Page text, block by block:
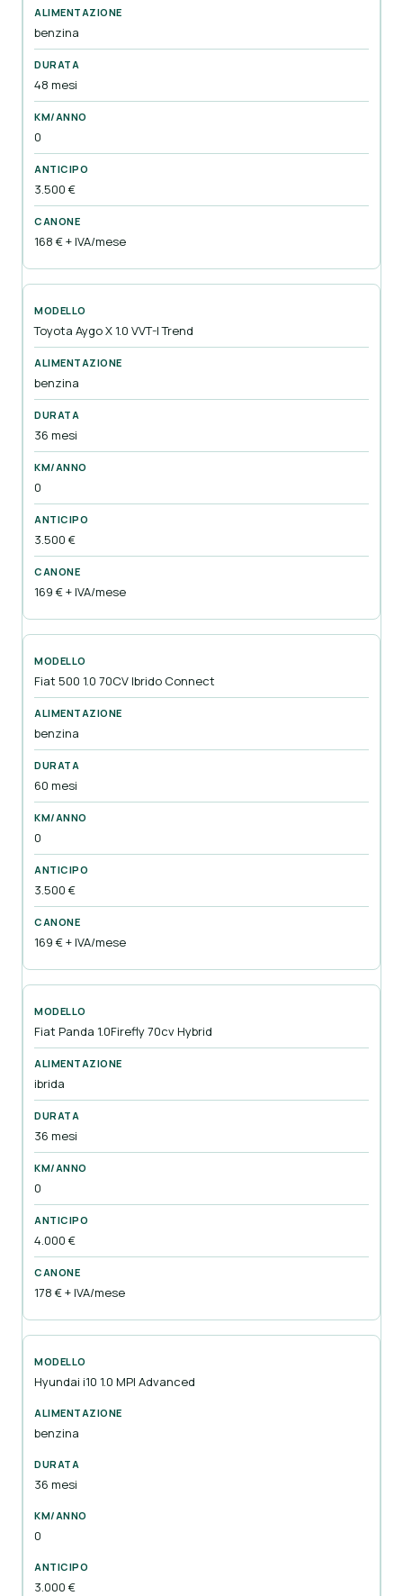
benzina
48 mesi
0
3.500 €
168 € + IVA/mese
Toyota Aygo X 1.0 VVT-I Trend
benzina
36 mesi
0
3.500 €
169 € + IVA/mese
Fiat 500 1.0 70CV Ibrido Connect
benzina
60 mesi
0
3.500 €
169 € + IVA/mese
Fiat Panda 1.0Firefly 70cv Hybrid
ibrida
36 mesi
0
4.000 €
178 € + IVA/mese
Hyundai i10 1.0 MPI Advanced
benzina
36 mesi
0
3.000 €